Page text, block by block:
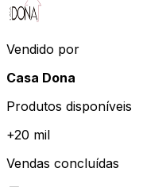
Vendido por
Casa Dona
Produtos disponíveis
+20 mil
Vendas concluídas